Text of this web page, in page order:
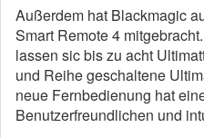
Außerdem hat Blackmagic
Smart Remote 4
lassen sic bis zu acht
und Reihe geschaltene
neue Fernbedienung hat
Benutzerfreundlichen und